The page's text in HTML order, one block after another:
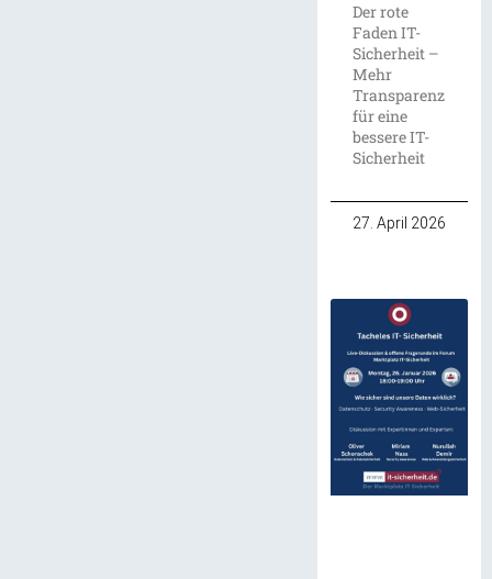
Der rote
Faden IT-
Sicherheit –
Mehr
Transparenz
für eine
bessere IT-
Sicherheit
27. April 2026